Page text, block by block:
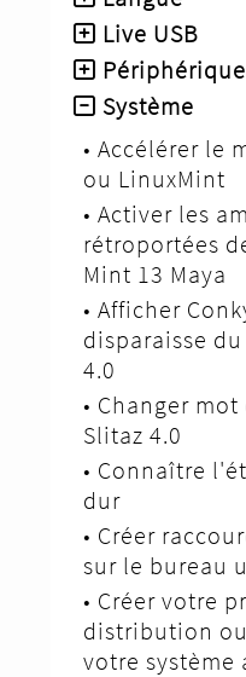
Live USB
Système
• Accélérer le
ou LinuxMint
• Activer les
rétroportées
Mint 13 Maya
• Afficher
disparaisse
4.0
• Changer
Slitaz 4.0
• Connaître
dur
• Créer
sur le bureau
• Créer votre
distribution
votre système